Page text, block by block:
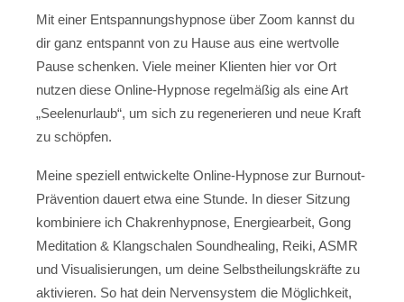
Mit einer Entspannungshypnose über Zoom kannst du
dir ganz entspannt von zu Hause aus eine wertvolle
Pause schenken. Viele meiner Klienten hier vor Ort
nutzen diese Online-Hypnose regelmäßig als eine Art
„Seelenurlaub“, um sich zu regenerieren und neue Kraft
zu schöpfen.
Meine speziell entwickelte Online-Hypnose zur Burnout-
Prävention dauert etwa eine Stunde. In dieser Sitzung
kombiniere ich Chakrenhypnose, Energiearbeit, Gong
Meditation & Klangschalen Soundhealing, Reiki, ASMR
und Visualisierungen, um deine Selbstheilungskräfte zu
aktivieren. So hat dein Nervensystem die Möglichkeit,